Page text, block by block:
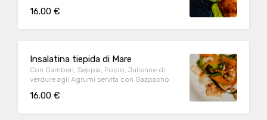
16.00 €
Insalatina tiepida di Mare
Con Gamberi, Seppia, Polpo, Julienne di
verdure agli Agrumi servita con Gazpacho
16.00 €